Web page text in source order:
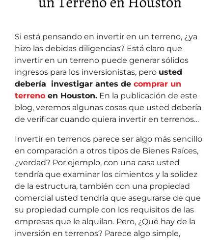
Si está pensando en invertir en un terreno, ¿ya
hizo las debidas diligencias? Está claro que
invertir en un terreno puede generar sólidos
ingresos para los inversionistas, pero usted
debería investigar antes de comprar un
terreno en Houston. En la publicación de este
blog, veremos algunas cosas que usted debería
de verificar cuando quiera invertir en terrenos…
Invertir en terrenos parece ser algo más sencillo
en comparación a otros tipos de Bienes Raíces,
¿verdad? Por ejemplo, con una casa usted
tendría que examinar los cimientos y la solidez
de la estructura, también con una propiedad
comercial usted tendría que asegurarse de que
su propiedad cumple con los requisitos de las
empresas que le alquilan. Pero, ¿Qué hay de la
inversión en terrenos? Parece algo simple,